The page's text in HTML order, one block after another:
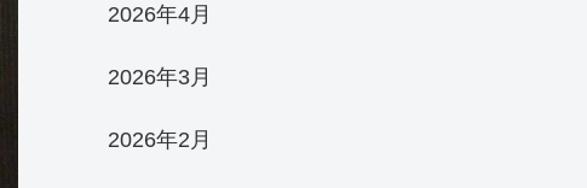
2026年4月
2026年3月
2026年2月